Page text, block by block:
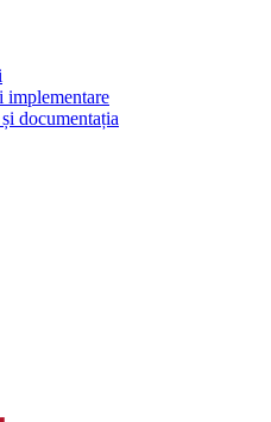
implementare
documentația